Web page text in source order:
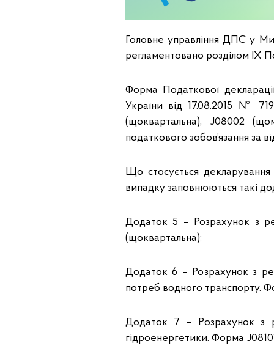
Головне управління ДПС у
регламентовано розділом ІХ
Форма Податкової
України від 17.08.2015 №
(щоквартальна), J08002
податкового зобов’язання за
Що стосується
випадку заповнюються такі
Додаток 5 – Розрахунок з
(щоквартальна);
Додаток 6 – Розрахунок з
потреб водного транспорту.
Додаток 7 – Розрахунок з
гідроенергетики. Форма